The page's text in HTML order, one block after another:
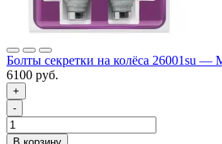
Болты секретки на колёса 26001su —
6100 руб.
+
-